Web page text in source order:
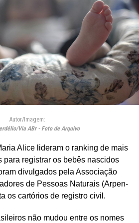
Autor/Imagem:
Via ABr - Foto de Arquivo
Alice lideram o ranking de mais
para registrar os bebês nascidos
divulgados pela Associação
de Pessoas Naturais (Arpen-
os cartórios de registro civil.
não mudou entre os nomes